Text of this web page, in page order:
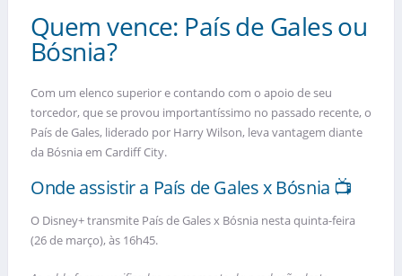
Quem vence: País de Gales ou
Bósnia?
Com um elenco superior e contando com o apoio de seu
torcedor, que se provou importantíssimo no passado recente, o
País de Gales, liderado por Harry Wilson, leva vantagem diante
da Bósnia em Cardiff City.
Onde assistir a País de Gales x Bósnia 📺
O Disney+ transmite País de Gales x Bósnia nesta quinta-feira
(26 de março), às 16h45.